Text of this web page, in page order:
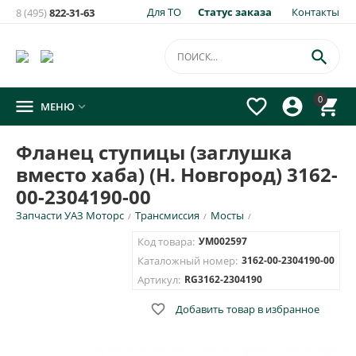
Для ТО Статус заказа Контакты
8 (495)822-31-63
0




 МЕНЮ 
Фланец ступицы (заглушка
вместо хаба) (Н. Новгород) 3162-
00-2304190-00
Запчасти УАЗ Моторс / Трансмиссия / Мосты /
Код товара: УМ002597
Каталожный номер: 3162-00-2304190-00
Артикул: RG3162-2304190
 Добавить товар в избранное
товара:
×
Фланец ступицы (заглушка вместо хаба) (Н. Новгород)
3162-00-2304190-00
E-mail для уведомления письмом
Номер телефона для SMS уведомления